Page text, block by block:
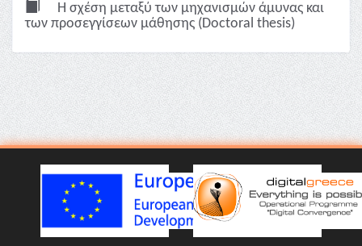
Η σχέση μεταξύ των μηχανισμών άμυνας και
των προσεγγίσεων μάθησης (Doctoral thesis)